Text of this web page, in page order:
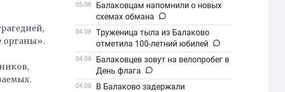
органы».
05.08
Балаковцам напомнили о новых
схемах обмана
04.08
Труженица тыла из Балаково
отметила 100-летний юбилей
04.08
Балаковцев зовут на велопробег в
День флага
04.08
В Балаково задержали